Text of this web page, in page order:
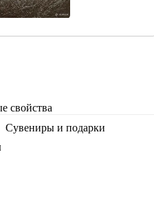
свойства
Сувениры и подарки